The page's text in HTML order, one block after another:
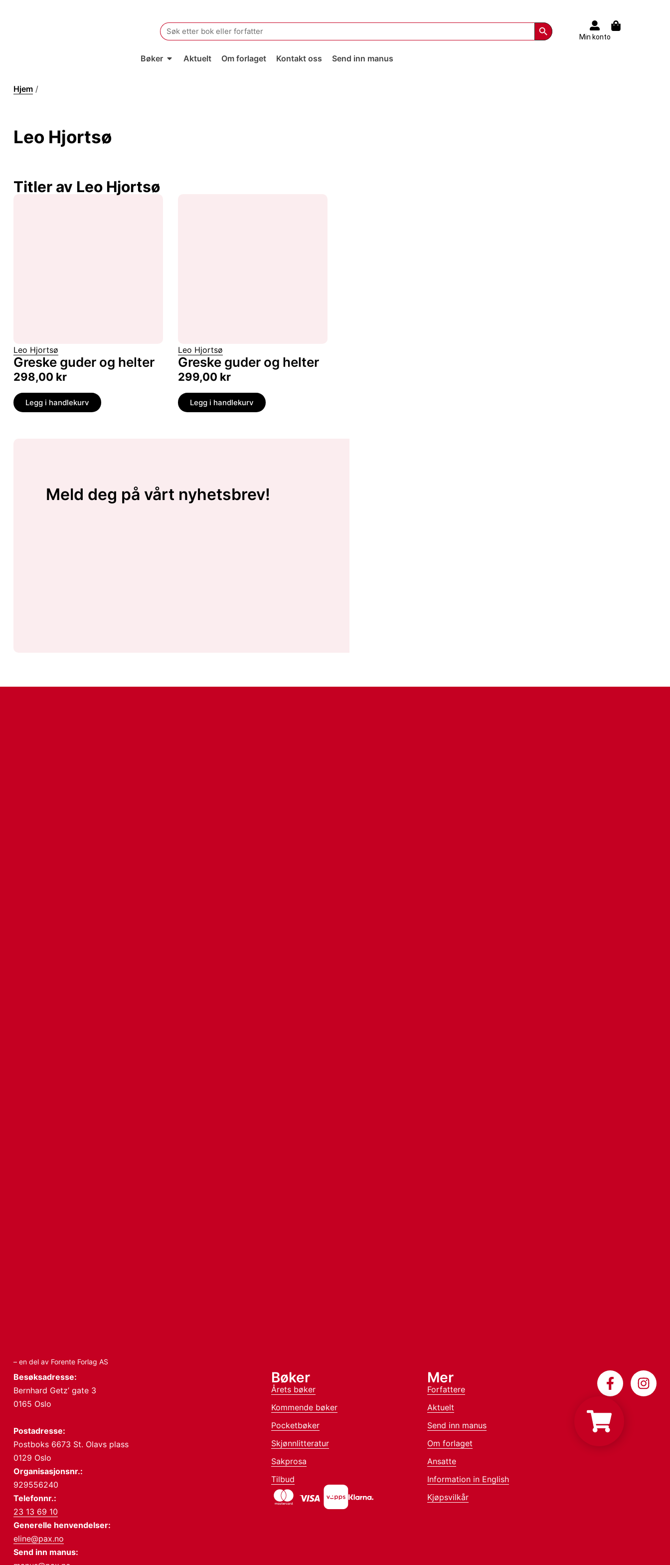
Search
for:
Search Button
Min konto
Bøker Aktuelt Om forlaget Kontakt oss Send inn manus
Hjem /
Leo Hjortsø
Titler av Leo Hjortsø
Leo Hjortsø
Greske guder og helter
298,00 kr
Legg i handlekurv
Leo Hjortsø
Greske guder og helter
299,00 kr
Legg i handlekurv
Meld deg på vårt nyhetsbrev!
– en del av Forente Forlag AS
Besøksadresse:
Bernhard Getz’ gate 3
0165 Oslo
Postadresse:
Postboks 6673 St. Olavs plass
0129 Oslo
Organisasjonsnr.:
929556240
Telefonnr.:
23 13 69 10
Generelle henvendelser:
eline@pax.no
Send inn manus:
Bøker
Årets bøker
Kommende bøker
Pocketbøker
Skjønnlitteratur
Sakprosa
Tilbud
Mer
Forfattere
Aktuelt
Send inn manus
Om forlaget
Ansatte
Information in English
Kjøpsvilkår